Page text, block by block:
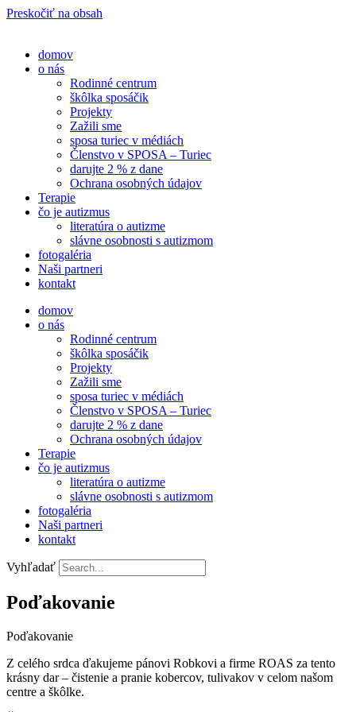
Preskočiť na obsah
domov
o nás
Rodinné centrum
škôlka sposáčik
Projekty
Zažili sme
sposa turiec v médiách
Členstvo v SPOSA – Turiec
darujte 2 % z dane​
Ochrana osobných údajov
Terapie
čo je autizmus
literatúra o autizme
slávne osobnosti s autizmom
fotogaléria
Naši partneri
kontakt
domov
o nás
Rodinné centrum
škôlka sposáčik
Projekty
Zažili sme
sposa turiec v médiách
Členstvo v SPOSA – Turiec
darujte 2 % z dane​
Ochrana osobných údajov
Terapie
čo je autizmus
literatúra o autizme
slávne osobnosti s autizmom
fotogaléria
Naši partneri
kontakt
Vyhľadať
Poďakovanie
Poďakovanie
Z celého srdca ďakujeme pánovi Robkovi a firme ROAS za tento
krásny dar – čistenie a pranie kobercov, tulivakov v celom našom
centre a škôlke.